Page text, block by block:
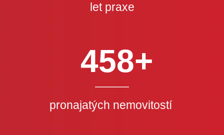
let praxe
458+
pronajatých nemovitostí